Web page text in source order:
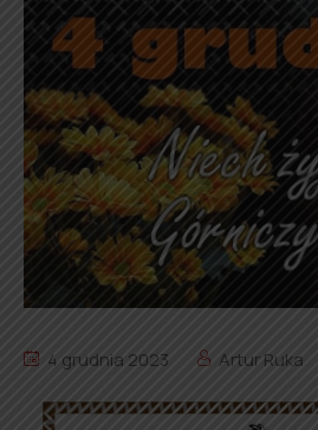
4 grudnia 2023 Artur Ruka